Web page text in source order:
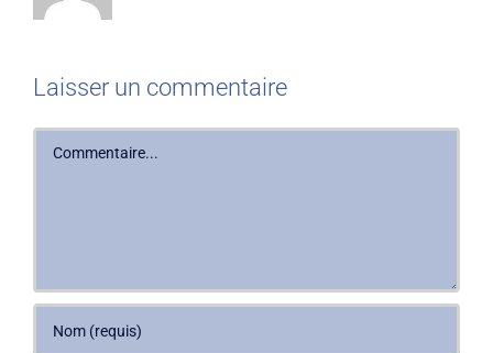
Laisser un commentaire
Commentaire